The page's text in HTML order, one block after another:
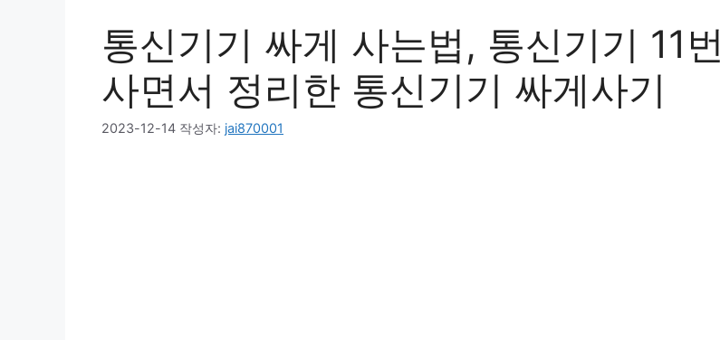
통신기기 싸게 사는법, 통신기기 11번
사면서 정리한 통신기기 싸게사기
2023-12-14 작성자: jai870001